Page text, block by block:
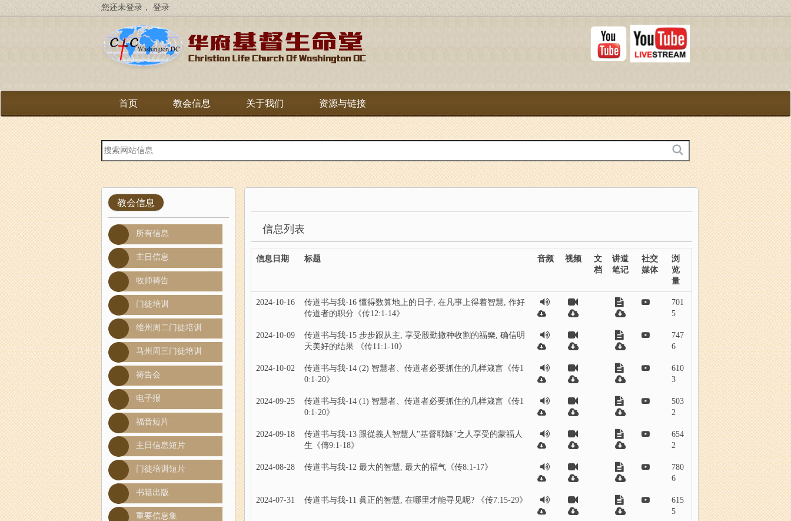
转
您还未登录， 登录
首页 教会信息 关于我们 资源与链接
站
内
搜
索
教会信息
所有信息
主日信息
牧师祷告
门徒培训
维州周二门徒培训
马州周三门徒培训
祷告会
电子报
福音短片
主日信息短片
门徒培训短片
书籍出版
重要信息集
信息列表
信息日期 标题 音频 视频
文
档
讲道
笔记
社交
媒体
浏
览
量
2024-10-16
传道书与我-16 懂得数算地上的日子, 在凡事上得着智慧, 作好
传道者的职分《传12:1-14》
701
5
2024-10-09
传道书与我-15 步步跟从主, 享受殷勤撒种收割的福樂, 确信明
天美好的结果 《传11:1-10》
747
6
2024-10-02
传道书与我-14 (2) 智慧者、传道者必要抓住的几样箴言《传1
0:1-20》
610
3
2024-09-25
传道书与我-14 (1) 智慧者、传道者必要抓住的几样箴言《传1
0:1-20》
503
2
2024-09-18
传道书与我-13 跟從義人智慧人"基督耶穌"之人享受的蒙福人
生《傳9:1-18》
654
2
2024-08-28 传道书与我-12 最大的智慧, 最大的福气《传8:1-17》
780
6
2024-07-31 传道书与我-11 眞正的智慧, 在哪里才能寻见呢? 《传7:15-29》
615
5